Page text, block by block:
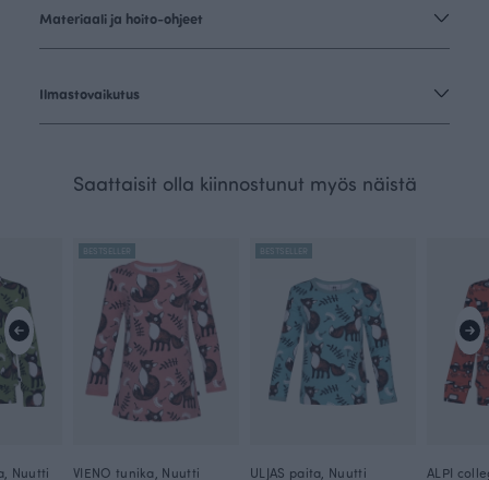
Materiaali ja hoito-ohjeet
Ilmastovaikutus
Saattaisit olla kiinnostunut myös näistä
Nuutti
BESTSELLER
VIENO tunika, Nuutti
BESTSELLER
ULJAS paita, Nuutti